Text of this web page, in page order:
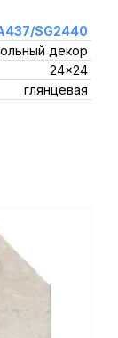
SG2440
декор
24x24
глянцевая